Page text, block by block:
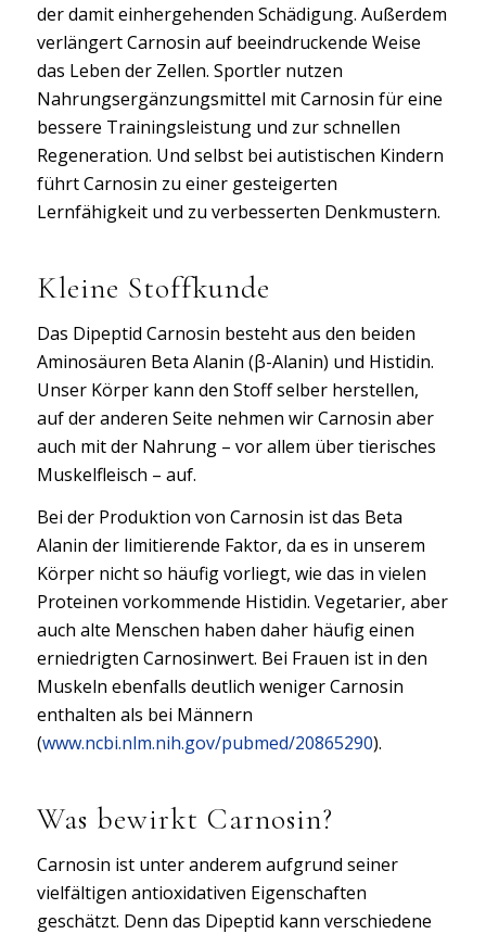
der damit einhergehenden Schädigung. Außerdem
verlängert Carnosin auf beeindruckende Weise
das Leben der Zellen. Sportler nutzen
Nahrungsergänzungsmittel mit Carnosin für eine
bessere Trainingsleistung und zur schnellen
Regeneration. Und selbst bei autistischen Kindern
führt Carnosin zu einer gesteigerten
Lernfähigkeit und zu verbesserten Denkmustern.
Kleine Stoffkunde
Das Dipeptid Carnosin besteht aus den beiden
Aminosäuren Beta Alanin (β-Alanin) und Histidin.
Unser Körper kann den Stoff selber herstellen,
auf der anderen Seite nehmen wir Carnosin aber
auch mit der Nahrung – vor allem über tierisches
Muskelfleisch – auf.
Bei der Produktion von Carnosin ist das Beta
Alanin der limitierende Faktor, da es in unserem
Körper nicht so häufig vorliegt, wie das in vielen
Proteinen vorkommende Histidin. Vegetarier, aber
auch alte Menschen haben daher häufig einen
erniedrigten Carnosinwert. Bei Frauen ist in den
Muskeln ebenfalls deutlich weniger Carnosin
enthalten als bei Männern
(www.ncbi.nlm.nih.gov/pubmed/20865290).
Was bewirkt Carnosin?
Carnosin ist unter anderem aufgrund seiner
vielfältigen antioxidativen Eigenschaften
geschätzt. Denn das Dipeptid kann verschiedene